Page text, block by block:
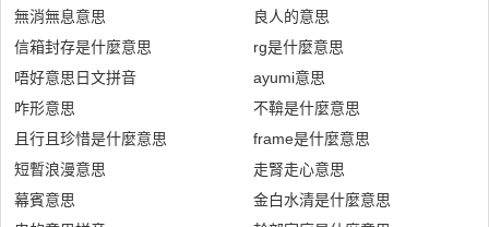
無消無息意思
信箱封存是什麼意思
唔好意思日文拼音
咋形意思
且行且珍惜是什麼意思
短暫浪漫意思
幕賓意思
良人的意思
rg是什麼意思
ayumi意思
不鞥是什麼意思
frame是什麼意思
走腎走心意思
金白水清是什麼意思